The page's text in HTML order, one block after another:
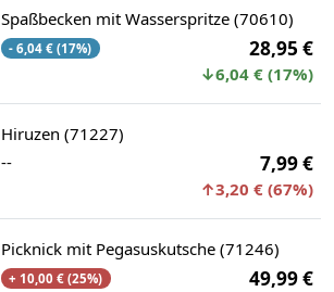
Spaßbecken mit Wasserspritze (70610)
- 6,04 € (17%) 28,95 €
↓6,04 € (17%)
Hiruzen (71227)
--
7,99 €
↑3,20 € (67%)
Picknick mit Pegasuskutsche (71246)
+ 10,00 € (25%) 49,99 €